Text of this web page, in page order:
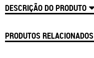
DESCRIÇÃO DO PRODUTO
PRODUTOS RELACIONADOS